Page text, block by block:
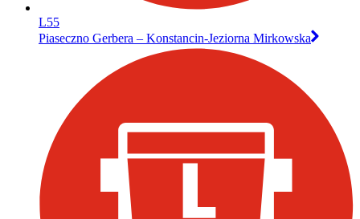
L55
Piaseczno Gerbera – Konstancin-Jeziorna Mirkowska